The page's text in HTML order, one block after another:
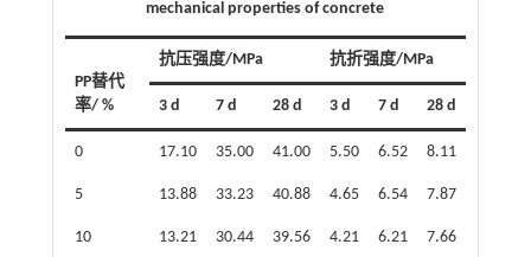
mechanical properties of concrete
PP替代
率/ %
抗压强度/MPa 抗折强度/MPa
3 d 7 d 28 d 3 d 7 d 28 d
0 17.10 35.00 41.00 5.50 6.52 8.11
5 13.88 33.23 40.88 4.65 6.54 7.87
10 13.21 30.44 39.56 4.21 6.21 7.66